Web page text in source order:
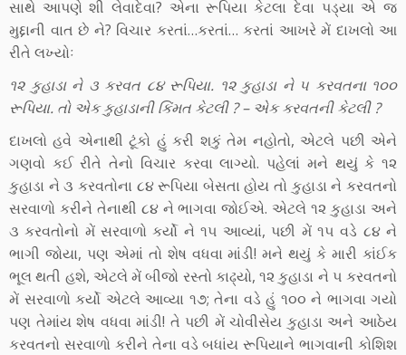
સાથે આપણે શી લેવાદેવા? એના રૂપિયા કેટલા દેવા પડ્યા એ જ
મુદ્દાની વાત છે ને? વિચાર કરતાં…કરતાં… કરતાં આખરે મેં દાખલો આ
રીતે લખ્યોઃ
૧૨ કુહાડા ને ૩ કરવત ૮૪ રૂપિયા. ૧૨ કુહાડા ને ૫ કરવતના ૧૦૦
રૂપિયા. તો એક કુહાડાની કિંમત કેટલી ? – એક કરવતની કેટલી ?
દાખલો હવે એનાથી ટૂંકો હું કરી શકું તેમ નહોતો, એટલે પછી એને
ગણવો કઈ રીતે તેનો વિચાર કરવા લાગ્યો. પહેલાં મને થયું કે ૧૨
કુહાડા ને ૩ કરવતોના ૮૪ રૂપિયા બેસતા હોય તો કુહાડા ને કરવતનો
સરવાળો કરીને તેનાથી ૮૪ ને ભાગવા જોઈએ. એટલે ૧૨ કુહાડા અને
૩ કરવતોનો મેં સરવાળો કર્યો ને ૧૫ આવ્યાં, પછી મેં ૧૫ વડે ૮૪ ને
ભાગી જોયા, પણ એમાં તો શેષ વધવા માંડી! મને થયું કે મારી કાંઈક
ભૂલ થતી હશે, એટલે મેં બીજો રસ્તો કાઢ્યો, ૧૨ કુહાડા ને ૫ કરવતનો
મેં સરવાળો કર્યો એટલે આવ્યા ૧૭; તેના વડે હું ૧૦૦ ને ભાગવા ગયો
પણ તેમાંય શેષ વધવા માંડી! તે પછી મેં ચોવીસેય કુહાડા અને આઠેય
કરવતનો સરવાળો કરીને તેના વડે બધાંય રૂપિયાને ભાગવાની કોશિશ